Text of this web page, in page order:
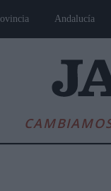
Andalucía